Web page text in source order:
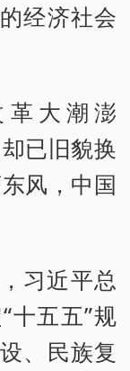
经济社会
大潮澎
已旧貌换
风，中国
习近平总
十五五”规
、民族复